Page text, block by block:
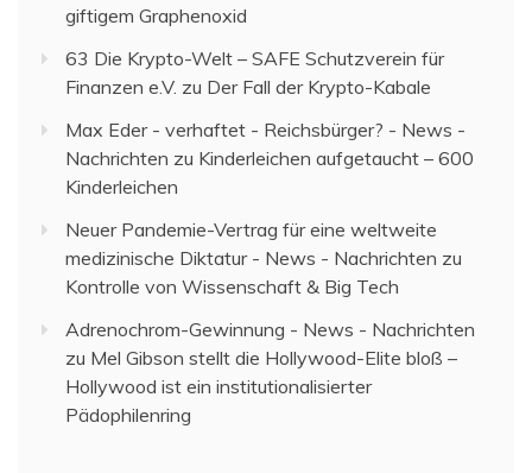
giftigem Graphenoxid
63 Die Krypto-Welt – SAFE Schutzverein für
Finanzen e.V. zu Der Fall der Krypto-Kabale
Max Eder - verhaftet - Reichsbürger? - News -
Nachrichten zu Kinderleichen aufgetaucht – 600
Kinderleichen
Neuer Pandemie-Vertrag für eine weltweite
medizinische Diktatur - News - Nachrichten zu
Kontrolle von Wissenschaft & Big Tech
Adrenochrom-Gewinnung - News - Nachrichten
zu Mel Gibson stellt die Hollywood-Elite bloß –
Hollywood ist ein institutionalisierter
Pädophilenring